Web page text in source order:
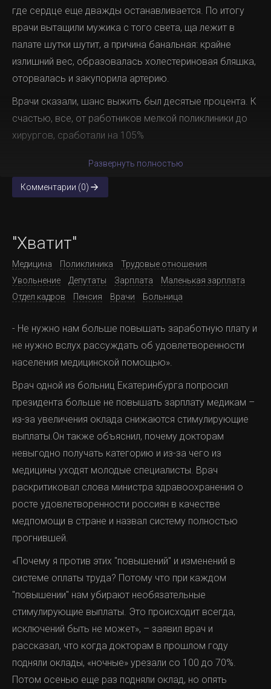
где сердце еще дважды останавливается. По итогу
врачи вытащили мужика с того света, ща лежит в
палате шутки шутит, а причина банальная: крайне
излишний вес, образовалась холестериновая бляшка,
оторвалась и закупорила артерию.
Врачи сказали, шанс выжить был десятые процента. К
счастью, все, от работников мелкой поликлиники до
хирургов, сработали на 105%
Развернуть полностью
Комментарии (0)
"Хватит"
Медицина Поликлиника
Трудовые отношения
Увольнение
Депутаты Зарплата
Маленькая зарплата
Отдел кадров
Пенсия Врачи Больница
- Не нужно нам больше повышать заработную плату и
не нужно вслух рассуждать об удовлетворенности
населения медицинской помощью».
Врач одной из больниц Екатеринбурга попросил
президента больше не повышать зарплату медикам –
из-за увеличения оклада снижаются стимулирующие
выплаты.Он также объяснил, почему докторам
невыгодно получать категорию и из-за чего из
медицины уходят молодые специалисты. Врач
раскритиковал слова министра здравоохранения о
росте удовлетворенности россиян в качестве
медпомощи в стране и назвал систему полностью
прогнившей.
«Почему я против этих "повышений" и изменений в
системе оплаты труда? Потому что при каждом
"повышении" нам убирают необязательные
стимулирующие выплаты. Это происходит всегда,
исключений быть не может», – заявил врач и
рассказал, что когда докторам в прошлом году
подняли оклады, «ночные» урезали со 100 до 70%.
Потом осенью еще раз подняли оклад, но опять